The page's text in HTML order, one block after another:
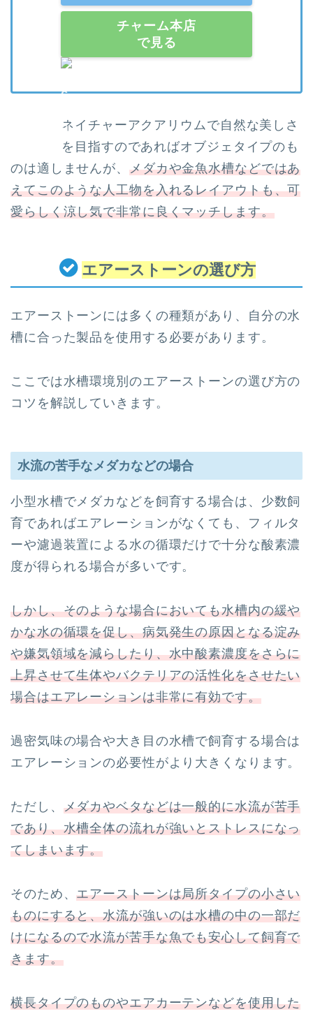
チャーム本店
で見る
ネイチャーアクアリウムで自然な美しさ
を目指すのであればオブジェタイプのも
のは適しませんが、 メダカや金魚水槽などではあ
えてこのような人工物を入れるレイアウトも、可
愛らしく涼し気で非常に良くマッチします。
エアーストーンの選び方
エアーストーンには多くの種類があり、自分の水
槽に合った製品を使用する必要があります。
ここでは水槽環境別のエアーストーンの選び方の
コツを解説していきます。
水流の苦手なメダカなどの場合
小型水槽でメダカなどを飼育する場合は、少数飼
育であればエアレーションがなくても、フィルタ
ーや濾過装置による水の循環だけで十分な酸素濃
度が得られる場合が多いです。
しかし、そのような場合においても水槽内の緩や
かな水の循環を促し、病気発生の原因となる淀み
や嫌気領域を減らしたり、水中酸素濃度をさらに
上昇させて生体やバクテリアの活性化をさせたい
場合はエアレーションは非常に有効です。
過密気味の場合や大き目の水槽で飼育する場合は
エアレーションの必要性がより大きくなります。
ただし、 メダカやベタなどは一般的に水流が苦手
であり、水槽全体の流れが強いとストレスになっ
てしまいます。
そのため、エアーストーンは局所タイプの小さい
ものにすると、水流が強いのは水槽の中の一部だ
けになるので水流が苦手な魚でも安心して飼育で
きます。
横長タイプのものやエアカーテンなどを使用した